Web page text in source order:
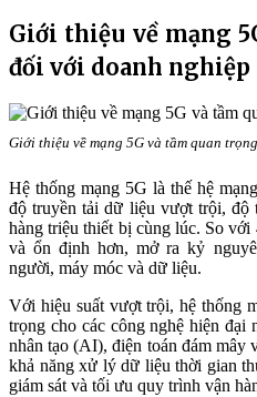
Giới thiệu về mạng
đối với doanh nghiệp
Giới thiệu về mạng 5G và tầm quan
Hệ thống mạng 5G là thế hệ
độ truyền tải dữ liệu vượt trội, độ
hàng triệu thiết bị cùng lúc. So
và ổn định hơn, mở ra kỷ
người, máy móc và dữ liệu.
Với hiệu suất vượt trội, hệ thống
trọng cho các công nghệ hiện
nhân tạo (AI), điện toán đám mây
khả năng xử lý dữ liệu thời gian
giám sát và tối ưu quy trình vận